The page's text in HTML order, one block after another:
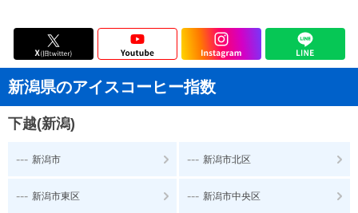
新潟県のアイスコーヒー指数
下越(新潟)
--- 新潟市 --- 新潟市北区
--- 新潟市東区 --- 新潟市中央区